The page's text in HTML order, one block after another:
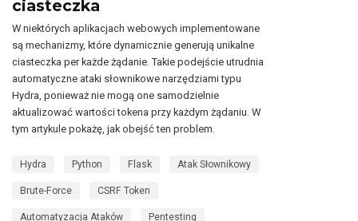
ciasteczka
W niektórych aplikacjach webowych implementowane
są mechanizmy, które dynamicznie generują unikalne
ciasteczka per każde żądanie. Takie podejście utrudnia
automatyczne ataki słownikowe narzędziami typu
Hydra, ponieważ nie mogą one samodzielnie
aktualizować wartości tokena przy każdym żądaniu. W
tym artykule pokażę, jak obejść ten problem.
Hydra Python Flask Atak Słownikowy
Brute-Force CSRF Token
Automatyzacja Ataków Pentesting